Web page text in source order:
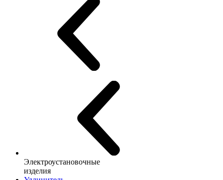
Электроустановочные
изделия